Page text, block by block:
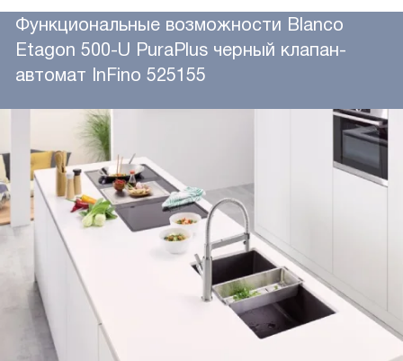
Функциональные возможности Blanco
Etagon 500-U PuraPlus черный клапан-
автомат InFino 525155